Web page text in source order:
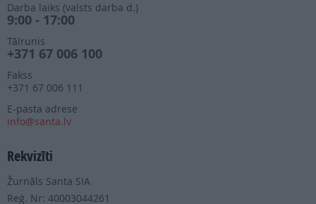
Darba laiks (valsts darba d.)
9:00 - 17:00
Tālrunis
+371 67 006 100
Fakss
+371 67 006 111
E-pasta adrese
info@santa.lv
Rekvizīti
Žurnāls Santa SIA
Reģ. Nr: 40003044261